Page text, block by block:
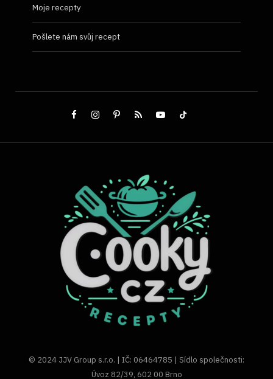
Moje recepty
Pošlete nám svůj recept
© 2024 JJV Group s.r.o. | IČ: 06464785 | Sídlo společnosti:
Úvoz 82/39, 602 00 Brno